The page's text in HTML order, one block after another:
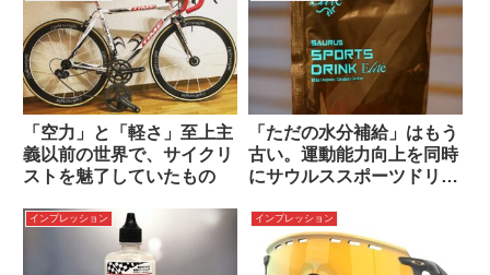
「空力」と「軽さ」至上主
義以前の世界で、サイクリ
ストを魅了していたもの
「ただの水分補給」はもう
古い。運動能力向上を同時
にサウルススポーツドリン
インプレッション インプレッション